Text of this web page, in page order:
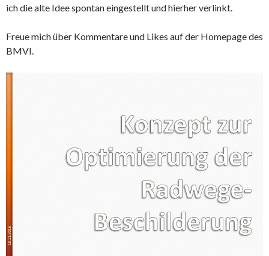
ich die alte Idee spontan eingestellt und hierher verlinkt.
Freue mich über Kommentare und Likes auf der Homepage des
BMVI.